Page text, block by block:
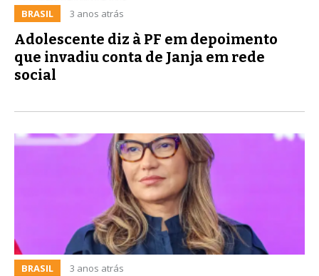
BRASIL 3 anos atrás
Adolescente diz à PF em depoimento
que invadiu conta de Janja em rede
social
BRASIL 3 anos atrás